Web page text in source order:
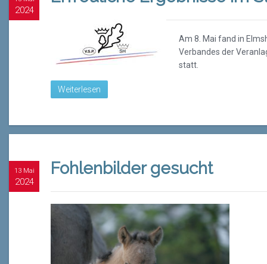
2024
Am 8. Mai fand in
Verbandes der
statt.
Weiterlesen
13 Mai
2024
Fohlenbilder gesucht